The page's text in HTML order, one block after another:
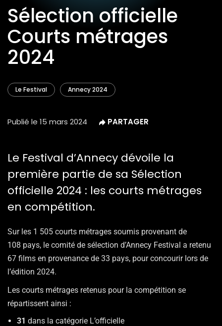
Sélection officielle
Courts métrages
2024
Le Festival Annecy 2024
Publié le 15 mars 2024
Le Festival d’Annecy dévoile la
première partie de sa Sélection
officielle 2024 : les courts métrages
en compétition.
Sur les 1 505 courts métrages soumis provenant de
108 pays, le comité de sélection d’Annecy Festival a retenu
67 films en provenance de 33 pays, pour concourir lors de
l’édition 2024.
Les courts métrages retenus pour la compétition se
répartissent ainsi :
31dans la catégorie L’officielle